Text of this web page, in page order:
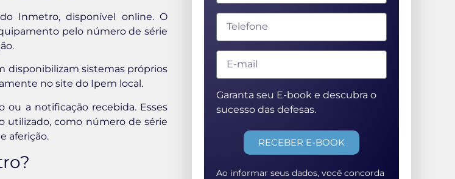
Inmetro, disponível online. O
pelo número de série
disponibilizam sistemas próprios
no site do Ipem local.
ou a notificação recebida. Esses
utilizado, como número de série
aferição.
Garanta seu E-book e descubra o
sucesso das defesas.
RECEBER E-BOOK
Ao informar seus dados, você concorda